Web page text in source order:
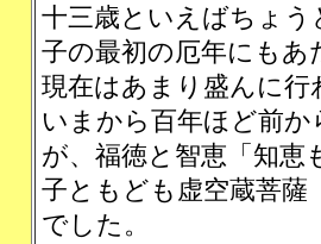
十三歳といえばちょ
子の最初の厄年にもあ
現在はあまり盛んに
いまから百年ほど前
が、福徳と智恵「知
子ともども虚空蔵菩
でした。